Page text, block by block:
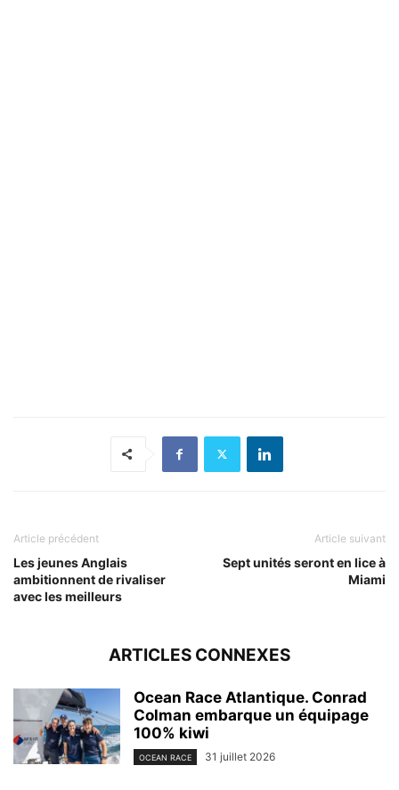
Article précédent
Les jeunes Anglais
ambitionnent de rivaliser
avec les meilleurs
Article suivant
Sept unités seront en lice à
Miami
ARTICLES CONNEXES
Ocean Race Atlantique. Conrad
Colman embarque un équipage
100% kiwi
OCEAN RACE 31 juillet 2026